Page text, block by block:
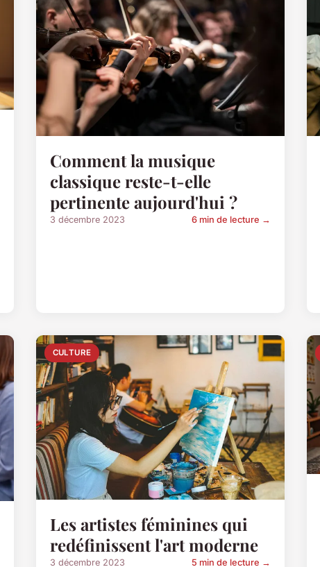
Comment la musique
classique reste-t-elle
pertinente aujourd'hui ?
3 décembre 2023 6 min de lecture →
CULTURE
Les artistes féminines qui
redéfinissent l'art moderne
3 décembre 2023 5 min de lecture →